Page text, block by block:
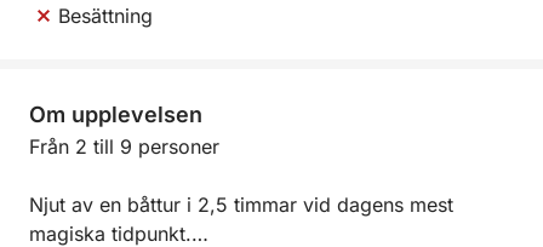
Besättning
Om upplevelsen
Från 2 till 9 personer
Njut av en båttur i 2,5 timmar vid dagens mest
magiska tidpunkt.